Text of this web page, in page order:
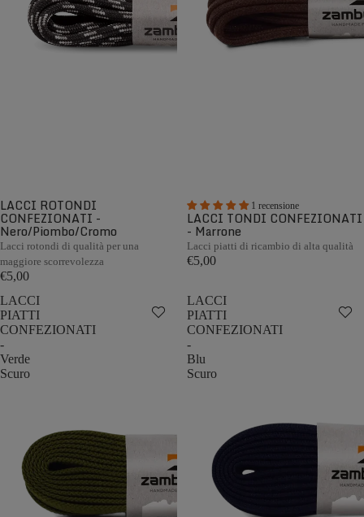
LACCI ROTONDI
CONFEZIONATI -
Nero/Piombo/Cromo
Lacci rotondi di qualità per una
maggiore scorrevolezza
€5,00
1 recensione
LACCI TONDI CONFEZIONATI
- Marrone
Lacci piatti di ricambio di alta qualità
€5,00
LACCI
PIATTI
CONFEZIONATI
-
Verde
Scuro
LACCI
PIATTI
CONFEZIONATI
-
Blu
Scuro